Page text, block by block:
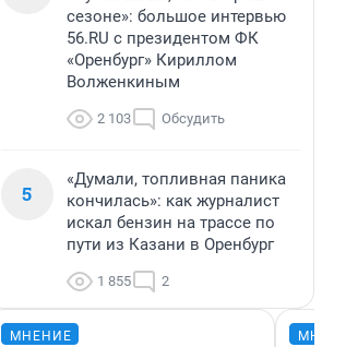
сезоне»: большое интервью
56.RU с президентом ФК
«Оренбург» Кириллом
Волженкиным
2 103 Обсудить
5
«Думали, топливная паника
кончилась»: как журналист
искал бензин на трассе по
пути из Казани в Оренбург
1 855 2
МНЕНИЕ